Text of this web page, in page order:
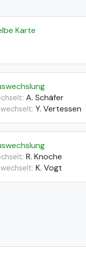
Karte
A. Schäfer
Y. Vertessen
R. Knoche
K. Vogt